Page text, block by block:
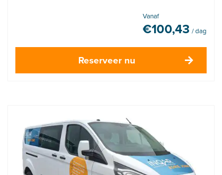
Vanaf
€100,43 / dag
Reserveer nu